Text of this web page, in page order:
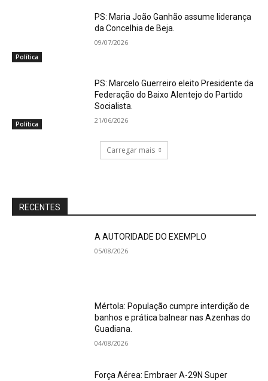
Política
PS: Maria João Ganhão assume liderança
da Concelhia de Beja.
09/07/2026
Política
PS: Marcelo Guerreiro eleito Presidente da
Federação do Baixo Alentejo do Partido
Socialista.
21/06/2026
Carregar mais
RECENTES
A AUTORIDADE DO EXEMPLO
05/08/2026
Mértola: População cumpre interdição de
banhos e prática balnear nas Azenhas do
Guadiana.
04/08/2026
Força Aérea: Embraer A-29N Super